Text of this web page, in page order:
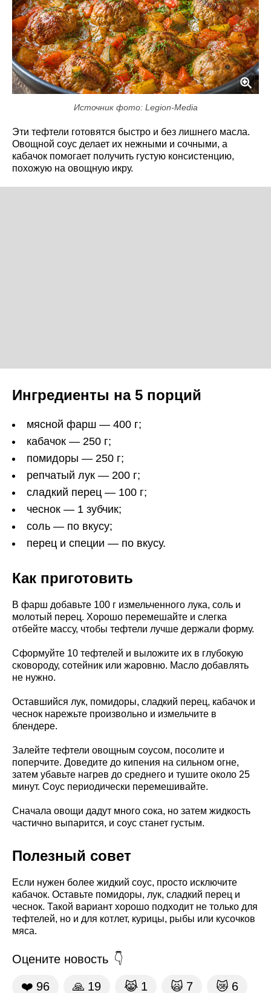
Источник фото: Legion-Media
Эти тефтели готовятся быстро и без лишнего масла.
Овощной соус делает их нежными и сочными, а
кабачок помогает получить густую консистенцию,
похожую на овощную икру.
Ингредиенты на 5 порций
мясной фарш — 400 г;
кабачок — 250 г;
помидоры — 250 г;
репчатый лук — 200 г;
сладкий перец — 100 г;
чеснок — 1 зубчик;
соль — по вкусу;
перец и специи — по вкусу.
Как приготовить
В фарш добавьте 100 г измельченного лука, соль и
молотый перец. Хорошо перемешайте и слегка
отбейте массу, чтобы тефтели лучше держали форму.
Сформуйте 10 тефтелей и выложите их в глубокую
сковороду, сотейник или жаровню. Масло добавлять
не нужно.
Оставшийся лук, помидоры, сладкий перец, кабачок и
чеснок нарежьте произвольно и измельчите в
блендере.
Залейте тефтели овощным соусом, посолите и
поперчите. Доведите до кипения на сильном огне,
затем убавьте нагрев до среднего и тушите около 25
минут. Соус периодически перемешивайте.
Сначала овощи дадут много сока, но затем жидкость
частично выпарится, и соус станет густым.
Полезный совет
Если нужен более жидкий соус, просто исключите
кабачок. Оставьте помидоры, лук, сладкий перец и
чеснок. Такой вариант хорошо подходит не только для
тефтелей, но и для котлет, курицы, рыбы или кусочков
мяса.
Оцените новость
❤️ 96 🙏 19 😹 1 🙀 7 😿 6